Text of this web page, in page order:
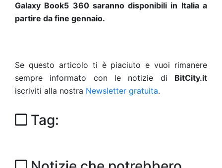
Galaxy Book5 360 saranno disponibili in Italia a
partire da fine gennaio.
Se questo articolo ti è piaciuto e vuoi rimanere
sempre informato con le notizie di BitCity.it
iscriviti alla nostra Newsletter gratuita.
Tag: